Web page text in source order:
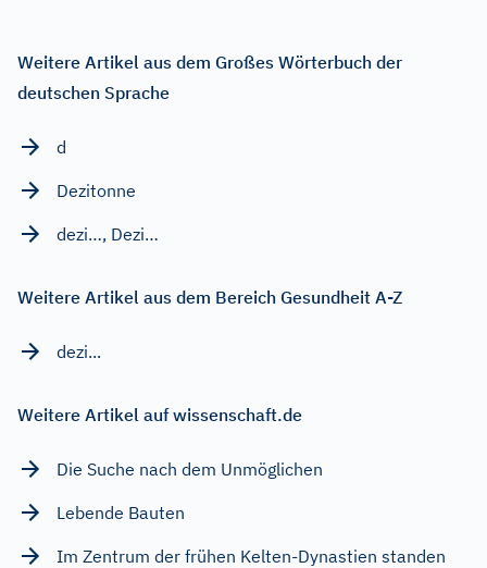
Weitere Artikel aus dem Großes Wörterbuch der
deutschen Sprache
d
Dezitonne
dezi…, Dezi…
Weitere Artikel aus dem Bereich Gesundheit A-Z
dezi...
Weitere Artikel auf wissenschaft.de
Die Suche nach dem Unmöglichen
Lebende Bauten
Im Zentrum der frühen Kelten-Dynastien standen